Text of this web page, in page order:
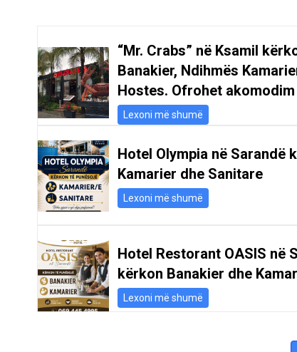
“Mr. Crabs” në Ksamil
Banakier, Ndihmës
Hostes. Ofrohet akomodim
Lexoni më shumë
Hotel Olympia në Sarandë
Kamarier dhe Sanitare
Lexoni më shumë
Hotel Restorant OASIS në
kërkon Banakier dhe
Lexoni më shumë